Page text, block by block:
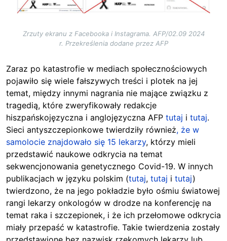
Zrzuty ekranu z Facebooka i Instagrama. AFP/02.09 2024
r. Przekreślenia dodane przez AFP
Zaraz po katastrofie w mediach społecznościowych
pojawiło się wiele fałszywych treści i plotek na jej
temat, między innymi nagrania nie mające związku z
tragedią, które zweryfikowały redakcje
hiszpańskojęzyczna i anglojęzyczna AFP tutaj i tutaj.
Sieci antyszczepionkowe twierdziły również, że w
samolocie znajdowało się 15 lekarzy, którzy mieli
przedstawić naukowe odkrycia na temat
sekwencjonowania genetycznego Covid-19. W innych
publikacjach w języku polskim (tutaj, tutaj i tutaj)
twierdzono, że na jego pokładzie było ośmiu światowej
rangi lekarzy onkologów w drodze na konferencję na
temat raka i szczepionek, i że ich przełomowe odkrycia
miały przepaść w katastrofie. Takie twierdzenia zostały